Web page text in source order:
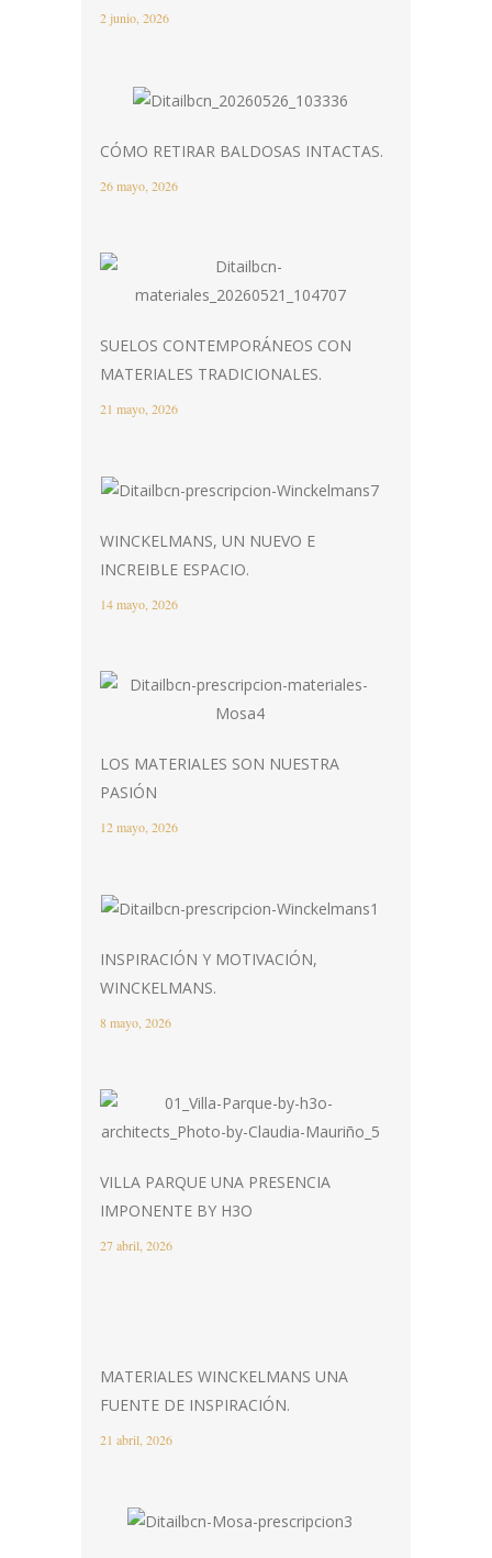
2 junio, 2026
CÓMO RETIRAR BALDOSAS INTACTAS.
26 mayo, 2026
SUELOS CONTEMPORÁNEOS CON
MATERIALES TRADICIONALES.
21 mayo, 2026
WINCKELMANS, UN NUEVO E
INCREIBLE ESPACIO.
14 mayo, 2026
LOS MATERIALES SON NUESTRA
PASIÓN
12 mayo, 2026
INSPIRACIÓN Y MOTIVACIÓN,
WINCKELMANS.
8 mayo, 2026
VILLA PARQUE UNA PRESENCIA
IMPONENTE BY H3O
27 abril, 2026
MATERIALES WINCKELMANS UNA
FUENTE DE INSPIRACIÓN.
21 abril, 2026